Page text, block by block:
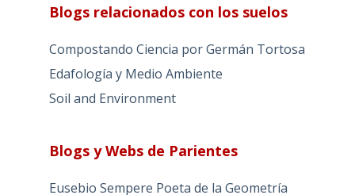
Blogs relacionados con los suelos
Compostando Ciencia por Germán Tortosa
Edafología y Medio Ambiente
Soil and Environment
Blogs y Webs de Parientes
Eusebio Sempere Poeta de la Geometría